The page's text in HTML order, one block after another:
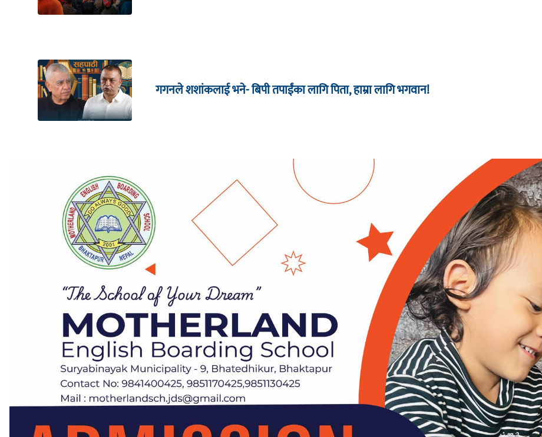
गगनले शशांकलाई भने- बिपी तपाईंका लागि पिता, हाम्रा लागि भगवान!